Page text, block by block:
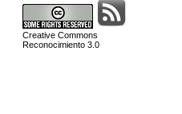
Creative Commons
Reconocimiento 3.0